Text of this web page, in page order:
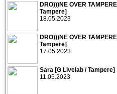
DRO)))NE OVER
Tampere]
18.05.2023
DRO)))NE OVER
Tampere]
17.05.2023
Sara [G Livelab / Tampere]
11.05.2023